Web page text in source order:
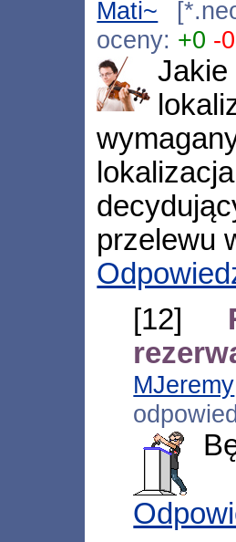
Mati~
oceny: +0 -0
przelewu
[12]
MJeremy